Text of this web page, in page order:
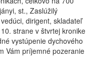
st., Zaslúžilý
dirigent, skladateľ
strane v štvrtej kronike
vystúpenie dychového
Vám príjemné pozeranie